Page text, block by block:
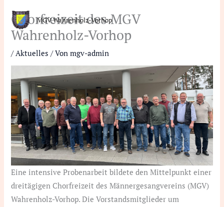
Inhalt
springen
MGV Wahrenholz-Vorhop
Chorfreizeit des MGV
Wahrenholz-Vorhop
/Aktuelles / Vonmgv-admin
Eine intensive Probenarbeit bildete den Mittelpunkt einer
dreitägigen Chorfreizeit des Männergesangvereins (MGV)
Wahrenholz-Vorhop. Die Vorstandsmitglieder um